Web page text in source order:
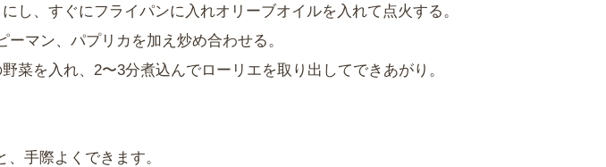
し、すぐにフライパンに入れオリーブオイルを入れて点火する。
マン、パプリカを加え炒め合わせる。
菜を入れ、2〜3分煮込んでローリエを取り出してできあがり。
手際よくできます。